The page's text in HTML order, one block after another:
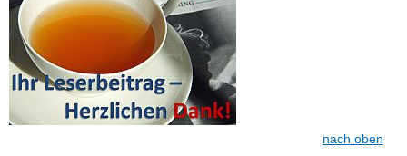
nach oben